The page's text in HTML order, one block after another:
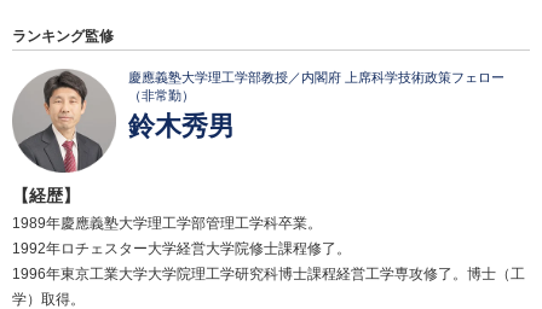
ランキング監修
慶應義塾大学理工学部教授／内閣府 上席科学技術政策フェロー
（非常勤）
鈴木秀男
【経歴】
1989年慶應義塾大学理工学部管理工学科卒業。
1992年ロチェスター大学経営大学院修士課程修了。
1996年東京工業大学大学院理工学研究科博士課程経営工学専攻修了。博士（工
学）取得。